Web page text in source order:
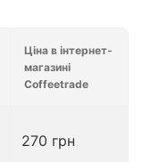
Ціна в інтернет-
магазині
Coffeetrade
270 грн